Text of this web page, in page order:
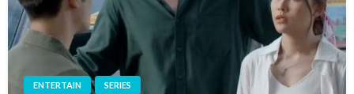
ENTERTAIN SERIES